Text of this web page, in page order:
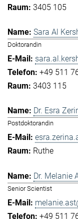
3405 105
Sara Al
Doktorandin
+49 511
3403 115
Dr. Esra
Postdoktorandin
Ruthe
Dr. Melanie
Senior Scientist
+49 511